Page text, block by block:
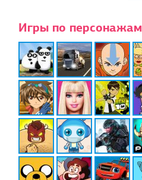
Игры по персонажам